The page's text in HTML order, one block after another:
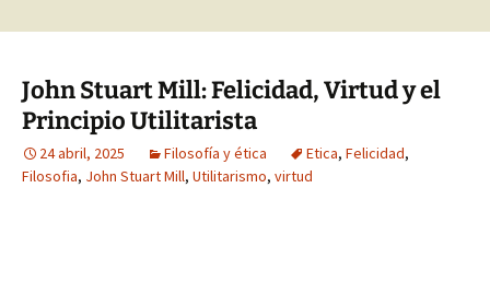
John Stuart Mill: Felicidad, Virtud y el
Principio Utilitarista
24 abril, 2025 Filosofía y ética Etica, Felicidad,
Filosofia, John Stuart Mill, Utilitarismo, virtud